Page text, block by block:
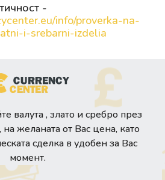
-
info/proverka-na-
i-srebarni-izdelia
валута , злато и сребро през
желаната от Вас цена, като
сделка в удобен за Вас
момент.